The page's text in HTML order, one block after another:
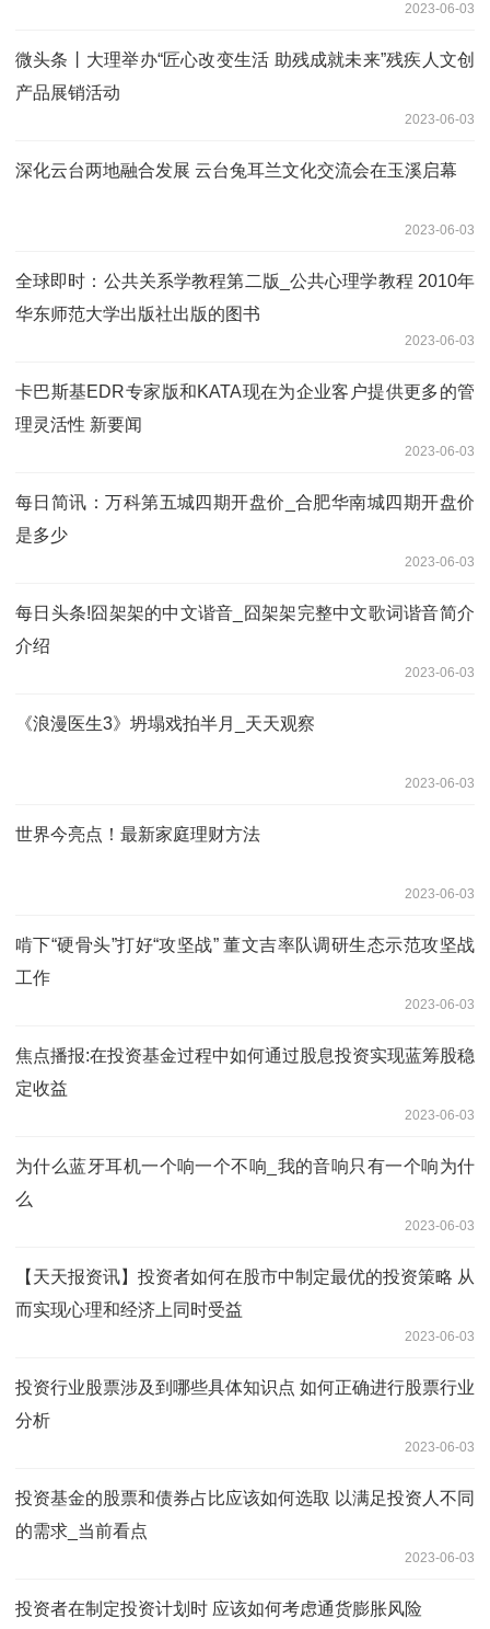
2023-06-03
微头条丨大理举办“匠心改变生活 助残成就未来”残疾人文创
产品展销活动
2023-06-03
深化云台两地融合发展 云台兔耳兰文化交流会在玉溪启幕
2023-06-03
全球即时：公共关系学教程第二版_公共心理学教程 2010年
华东师范大学出版社出版的图书
2023-06-03
卡巴斯基EDR专家版和KATA现在为企业客户提供更多的管
理灵活性 新要闻
2023-06-03
每日简讯：万科第五城四期开盘价_合肥华南城四期开盘价
是多少
2023-06-03
每日头条!囧架架的中文谐音_囧架架完整中文歌词谐音简介
介绍
2023-06-03
《浪漫医生3》坍塌戏拍半月_天天观察
2023-06-03
世界今亮点！最新家庭理财方法
2023-06-03
啃下“硬骨头”打好“攻坚战” 董文吉率队调研生态示范攻坚战
工作
2023-06-03
焦点播报:在投资基金过程中如何通过股息投资实现蓝筹股稳
定收益
2023-06-03
为什么蓝牙耳机一个响一个不响_我的音响只有一个响为什
么
2023-06-03
【天天报资讯】投资者如何在股市中制定最优的投资策略 从
而实现心理和经济上同时受益
2023-06-03
投资行业股票涉及到哪些具体知识点 如何正确进行股票行业
分析
2023-06-03
投资基金的股票和债券占比应该如何选取 以满足投资人不同
的需求_当前看点
2023-06-03
投资者在制定投资计划时 应该如何考虑通货膨胀风险